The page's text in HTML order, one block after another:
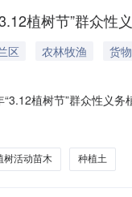
植树节”群众性
区 农林牧渔
货物
植树节”群众性义
3m）、黄槿44株（胸
树活动苗木 种植土